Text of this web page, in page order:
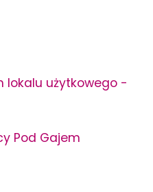
lokalu użytkowego -
Pod Gajem